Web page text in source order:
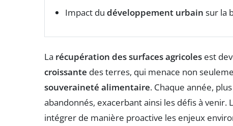
Impact du développement urbain sur la
La récupération des surfaces agricoles est
croissante des terres, qui menace non
souveraineté alimentaire. Chaque année,
abandonnés, exacerbant ainsi les défis à
intégrer de manière proactive les enjeux